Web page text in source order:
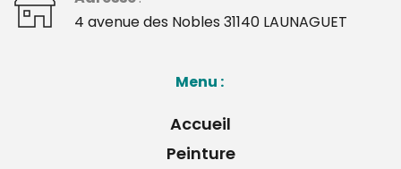
Menu :
Accueil
Peinture
﻿4 avenue des Nobles 31140 LAUNAGUET